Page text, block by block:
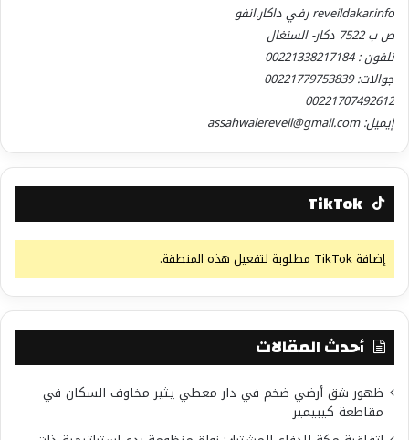
reveildakar.info رفي داكار.انفو
ص ب 7522 دكار- السنغال
تلفون : 00221338217184
جوالات: 00221779753839
00221707492612
إيميل: assahwalereveil@gmail.com
TikTok
إضافة TikTok مطلوبة لتفعيل هذه المنطقة.
أحدث المقالات
ظهور شق أرضي ضخم في دار معطي يثير مخاوف السكان في
مقاطعة كيبيمير